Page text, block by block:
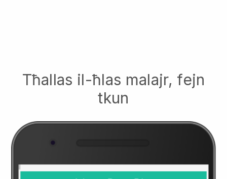
Tħallas il-ħlas malajr, fejn
tkun